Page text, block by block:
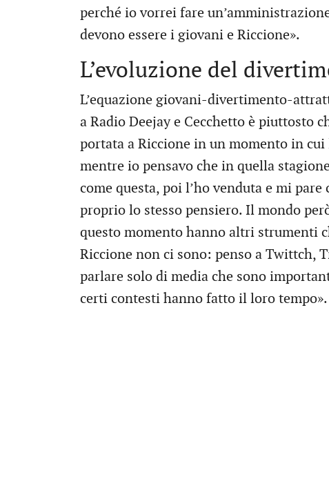
perché io vorrei fare
devono essere i giovani e Riccione».
L’evoluzione del
L’equazione giovani-divertimento-
a Radio Deejay e Cecchetto è piuttosto
portata a Riccione in un momento in cui
mentre io pensavo che in quella
come questa, poi l’ho venduta e mi
proprio lo stesso pensiero. Il mondo
questo momento hanno altri strumenti
Riccione non ci sono: penso a Twittch,
parlare solo di media che sono
certi contesti hanno fatto il loro tempo».